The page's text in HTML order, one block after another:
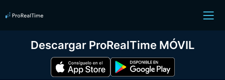
Descargar ProRealTime MÓVIL